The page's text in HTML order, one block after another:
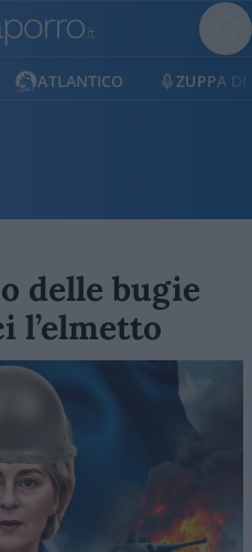
ZUPPA DI PORRO
delle bugie
l’elmetto